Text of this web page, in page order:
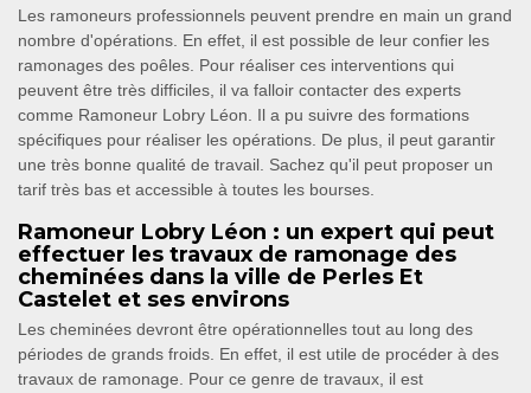
Les ramoneurs professionnels peuvent prendre en main un grand
nombre d'opérations. En effet, il est possible de leur confier les
ramonages des poêles. Pour réaliser ces interventions qui
peuvent être très difficiles, il va falloir contacter des experts
comme Ramoneur Lobry Léon. Il a pu suivre des formations
spécifiques pour réaliser les opérations. De plus, il peut garantir
une très bonne qualité de travail. Sachez qu'il peut proposer un
tarif très bas et accessible à toutes les bourses.
Ramoneur Lobry Léon : un expert qui peut
effectuer les travaux de ramonage des
cheminées dans la ville de Perles Et
Castelet et ses environs
Les cheminées devront être opérationnelles tout au long des
périodes de grands froids. En effet, il est utile de procéder à des
travaux de ramonage. Pour ce genre de travaux, il est